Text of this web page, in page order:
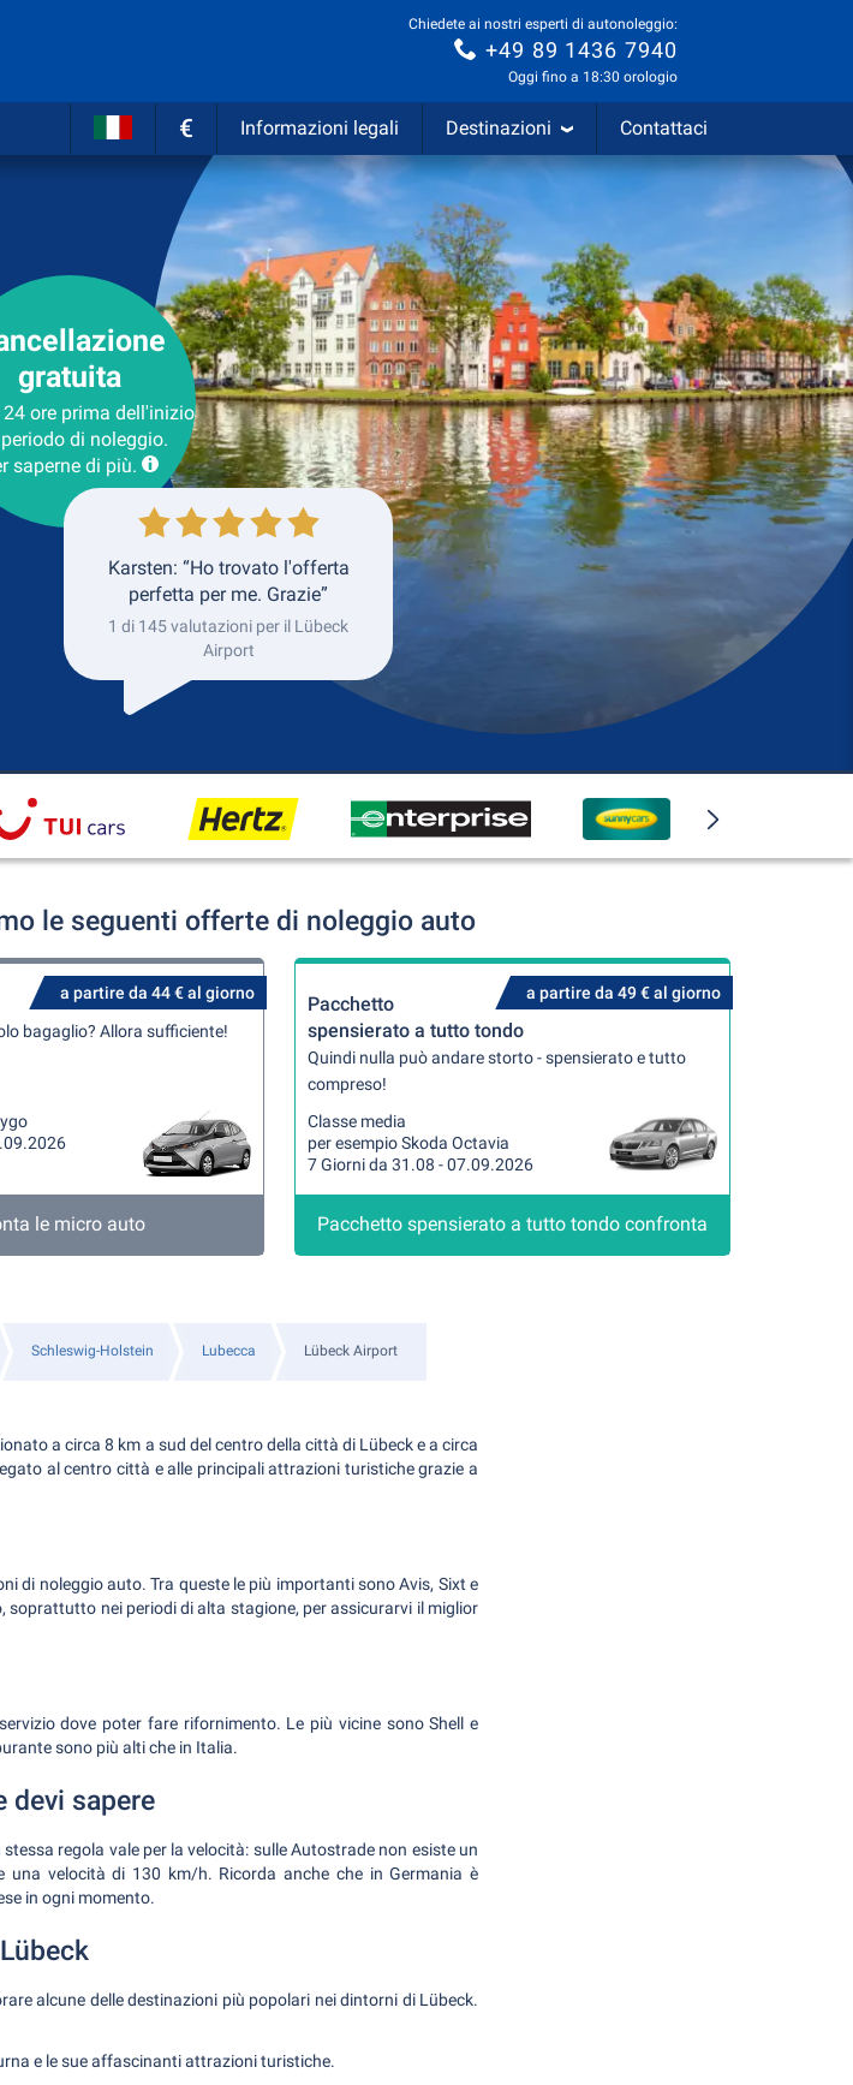
Chiedete ai nostri esperti di autonoleggio:
+49 89 1436 7940
Oggi fino a 18:30 orologio
€ Informazioni legali Destinazioni Contattaci
gratuita
24 ore prima dell'inizio
di noleggio.
saperne di più.
Karsten: “Ho trovato l'offerta
perfetta per me. Grazie”
1 di 145 valutazioni per il Lübeck
Airport
le seguenti offerte di noleggio auto
a partire da 44 € al giorno
bagaglio? Allora sufficiente!
le micro auto
a partire da 49 € al giorno
Pacchetto
spensierato a tutto tondo
Quindi nulla può andare storto - spensierato e tutto
compreso!
Classe media
per esempio Skoda Octavia
7 Giorni da 31.08 - 07.09.2026
Pacchetto spensierato a tutto tondo confronta
Schleswig-Holstein Lubecca Lübeck Airport
a circa 8 km a sud del centro della città di Lübeck e a circa
al centro città e alle principali attrazioni turistiche grazie a
di noleggio auto. Tra queste le più importanti sono Avis, Sixt e
soprattutto nei periodi di alta stagione, per assicurarvi il miglior
dove poter fare rifornimento. Le più vicine sono Shell e
sono più alti che in Italia.
devi sapere
regola vale per la velocità: sulle Autostrade non esiste un
una velocità di 130 km/h. Ricorda anche che in Germania è
in ogni momento.
alcune delle destinazioni più popolari nei dintorni di Lübeck.
e le sue affascinanti attrazioni turistiche.